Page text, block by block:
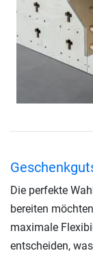
Die perfekte
bereiten
maximale
entscheiden,